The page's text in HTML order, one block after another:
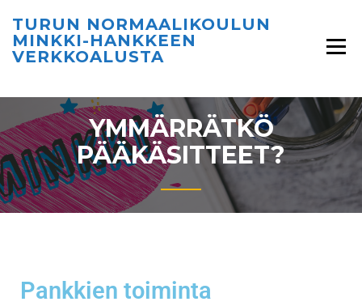
TURUN NORMAALIKOULUN
MINKKI-HANKKEEN
VERKKOALUSTA
YMMÄRRÄTKÖ
PÄÄKÄSITTEET?
Pankkien toiminta